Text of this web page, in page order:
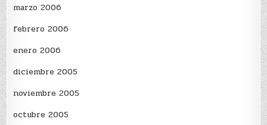
marzo 2006
febrero 2006
enero 2006
diciembre 2005
noviembre 2005
octubre 2005